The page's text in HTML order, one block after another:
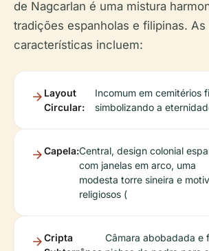
de Nagcarlan é uma mistura
tradições espanholas e filipinas. As
características incluem:
Layout
Circular:
Incomum em cemitérios
simbolizando a
Capela:Central, design colonial
com janelas em arco, uma
modesta torre sineira e
religiosos (
Cripta
Câmara abobadada e